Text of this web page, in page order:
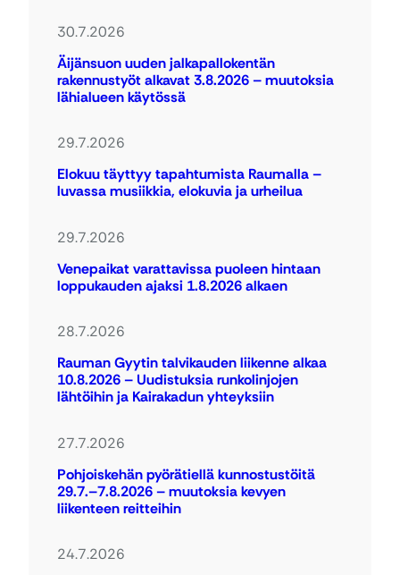
30.7.2026
Äijänsuon uuden jalkapallokentän
rakennustyöt alkavat 3.8.2026 – muutoksia
lähialueen käytössä
29.7.2026
Elokuu täyttyy tapahtumista Raumalla –
luvassa musiikkia, elokuvia ja urheilua
29.7.2026
Venepaikat varattavissa puoleen hintaan
loppukauden ajaksi 1.8.2026 alkaen
28.7.2026
Rauman Gyytin talvikauden liikenne alkaa
10.8.2026 – Uudistuksia runkolinjojen
lähtöihin ja Kairakadun yhteyksiin
27.7.2026
Pohjoiskehän pyörätiellä kunnostustöitä
29.7.–7.8.2026 – muutoksia kevyen
liikenteen reitteihin
24.7.2026